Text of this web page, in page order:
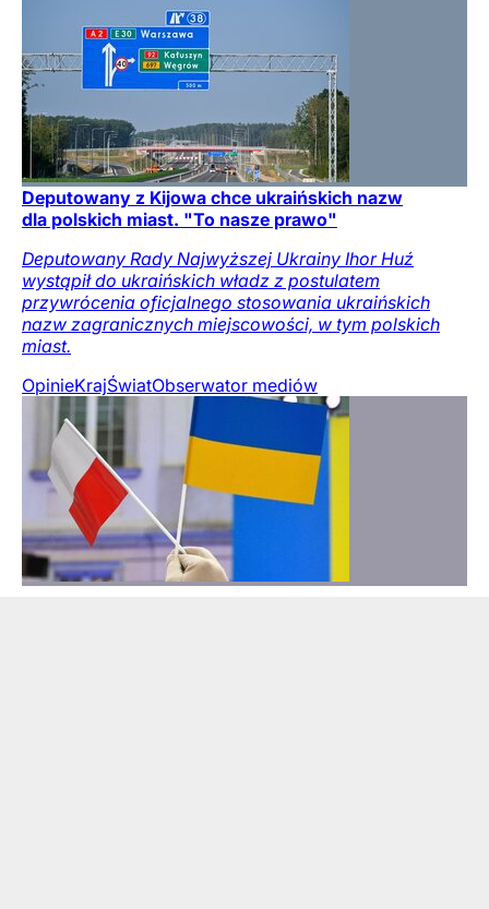
Deputowany z Kijowa chce ukraińskich nazw
dla polskich miast. "To nasze prawo"
Deputowany Rady Najwyższej Ukrainy Ihor Huź
wystąpił do ukraińskich władz z postulatem
przywrócenia oficjalnego stosowania ukraińskich
nazw zagranicznych miejscowości, w tym polskich
miast.
OpinieKrajŚwiatObserwator mediów